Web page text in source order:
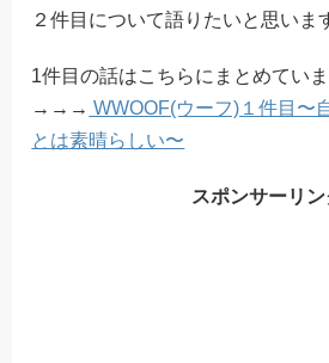
２件目について語りたいと思いま
1件目の話はこちらにまとめていま
→→→ WWOOF(ウーフ)１件目〜
とは素晴らしい〜
スポンサーリン